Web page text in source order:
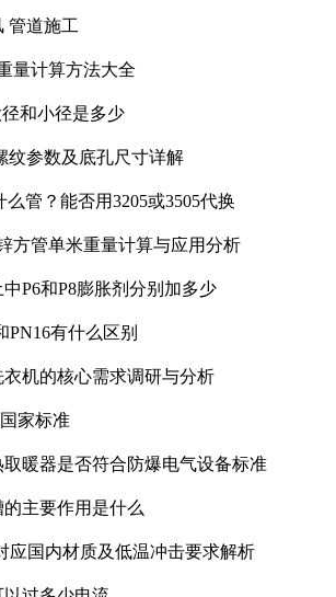
管道施工
量计算方法大全
和小径是多少
纹参数及底孔尺寸详解
么管？能否用3205或3505代换
方管单米重量计算与应用分析
P6和P8膨胀剂分别加多少
PN16有什么区别
机的核心需求调研与分析
家标准
暖器是否符合防爆电气设备标准
主要作用是什么
应国内材质及低温冲击要求解析